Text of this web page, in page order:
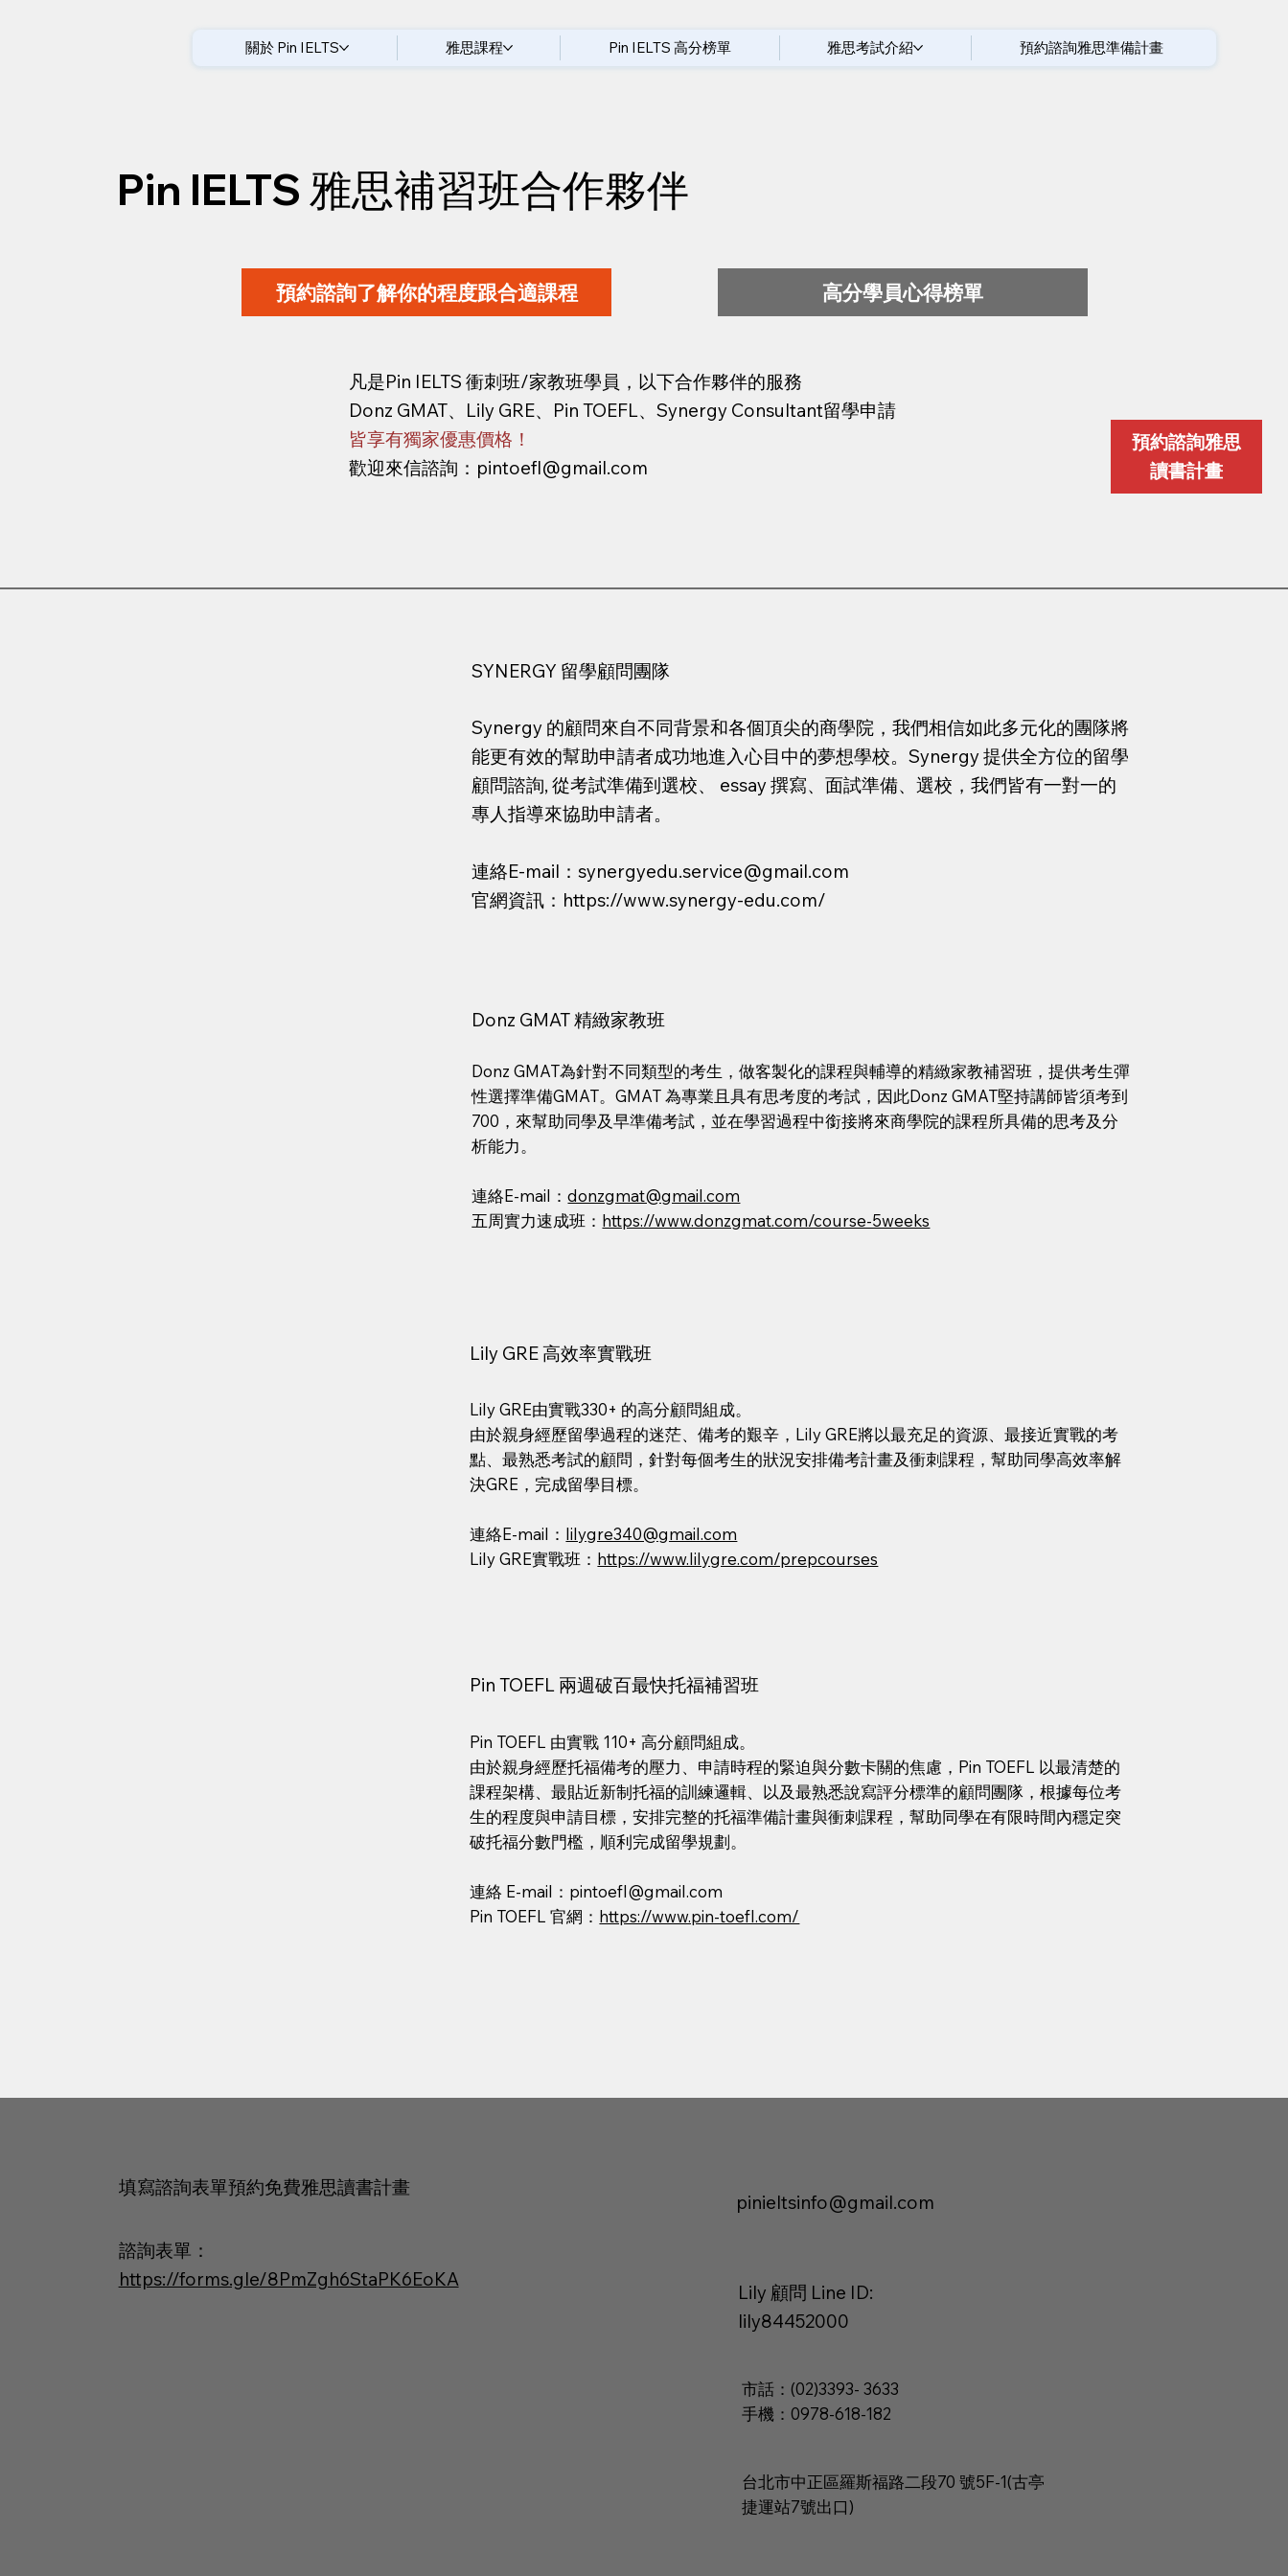
關於 Pin IELTS 雅思課程 Pin IELTS 高分榜單 雅思考試介紹 預約諮詢雅思準備計畫
SYNERGY 留學顧問團隊
Synergy 的顧問來自不同背景和各個頂尖的商學院，我們相信如此多元化的團隊將
能更有效的幫助申請者成功地進入心目中的夢想學校。Synergy 提供全方位的留學
顧問諮詢, 從考試準備到選校、 essay 撰寫、面試準備、選校，我們皆有一對一的
專人指導來協助申請者。
​連絡E-mail：synergyedu.service@gmail.com
​官網資訊： https://www.synergy-edu.com/
Donz GMAT 精緻家教班
Donz GMAT為針對不同類型的考生，做客製化的課程與輔導的精緻家教補習班，提供考生彈
性選擇準備GMAT。GMAT 為專業且具有思考度的考試，因此Donz GMAT堅持講師皆須考到
700，來幫助同學及早準備考試，並在學習過程中銜接將來商學院的課程所具備的思考及分
析能力。
連絡E-mail：donzgmat@gmail.com
五周實力速成班： https://www.donzgmat.com/course-5weeks
Lily GRE 高效率實戰班
Lily GRE由實戰330+ 的高分顧問組成。
由於親身經歷留學過程的迷茫、備考的艱辛，Lily GRE將以最充足的資源、最接近實戰的考
點、最熟悉考試的顧問，針對每個考生的狀況安排備考計畫及衝刺課程，幫助同學高效率解
決GRE，完成留學目標。
連絡E-mail： lilygre340@gmail.com
Lily GRE實戰班： https://www.lilygre.com/prepcourses
Pin TOEFL 兩週破百最快托福補習班
Pin TOEFL 由實戰 110+ 高分顧問組成。
由於親身經歷托福備考的壓力、申請時程的緊迫與分數卡關的焦慮，Pin TOEFL 以最清楚的
課程架構、最貼近新制托福的訓練邏輯、以及最熟悉說寫評分標準的顧問團隊，根據每位考
生的程度與申請目標，安排完整的托福準備計畫與衝刺課程，幫助同學在有限時間內穩定突
破托福分數門檻，順利完成留學規劃。
連絡 E-mail： pintoefl@gmail.com
Pin TOEFL 官網： https://www.pin-toefl.com/
Pin IELTS 雅思補習班合作夥伴
預約諮詢了解你的程度跟合適課程 高分學員心得榜單
凡是Pin IELTS 衝刺班/家教班學員，以下合作夥伴的服務
Donz GMAT、Lily GRE、Pin TOEFL、Synergy Consultant留學申請
皆享有獨家優惠價格！
​歡迎來信諮詢： pintoefl@gmail.com
​填寫諮詢表單預約免費雅思讀書計畫
諮詢表單：
https://forms.gle/8PmZgh6StaPK6EoKA
pinieltsinfo@gmail.com
Lily 顧問 Line ID:
lily84452000
市話：(02)3393- 3633
手機：0978-618-182
台北市中正區羅斯福路二段70 號5F-1​(古亭
捷運站7號出口)
預約諮詢雅思
讀書計畫